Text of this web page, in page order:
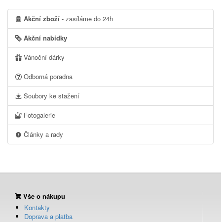
Akční zboží - zasíláme do 24h
Akční nabídky
Vánoční dárky
Odborná poradna
Soubory ke stažení
Fotogalerie
Články a rady
Vše o nákupu
Kontakty
Doprava a platba